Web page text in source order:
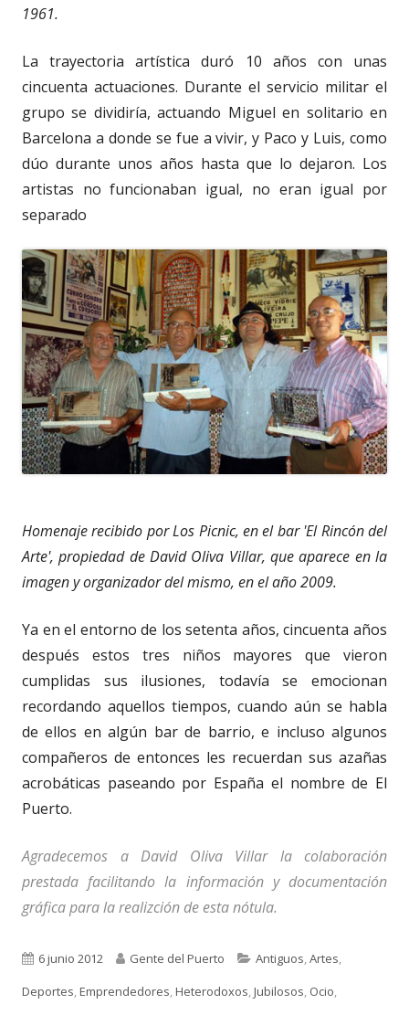
1961.
La trayectoria artística duró 10 años con unas
cincuenta actuaciones. Durante el servicio militar el
grupo se dividiría, actuando Miguel en solitario en
Barcelona a donde se fue a vivir, y Paco y Luis, como
dúo durante unos años hasta que lo dejaron. Los
artistas no funcionaban igual, no eran igual por
separado
Homenaje recibido por Los Picnic, en el bar 'El Rincón del
Arte', propiedad de David Oliva Villar, que aparece en la
imagen y organizador del mismo, en el año 2009.
Ya en el entorno de los setenta años, cincuenta años
después estos tres niños mayores que vieron
cumplidas sus ilusiones, todavía se emocionan
recordando aquellos tiempos, cuando aún se habla
de ellos en algún bar de barrio, e incluso algunos
compañeros de entonces les recuerdan sus azañas
acrobáticas paseando por España el nombre de El
Puerto.
Agradecemos a David Oliva Villar la colaboración
prestada facilitando la información y documentación
gráfica para la realizción de esta nótula.
Publicado
el
6 junio 2012 Autor
Gente del Puerto Categorías
Antiguos,Artes,
Deportes,Emprendedores,Heterodoxos,Jubilosos, Ocio,